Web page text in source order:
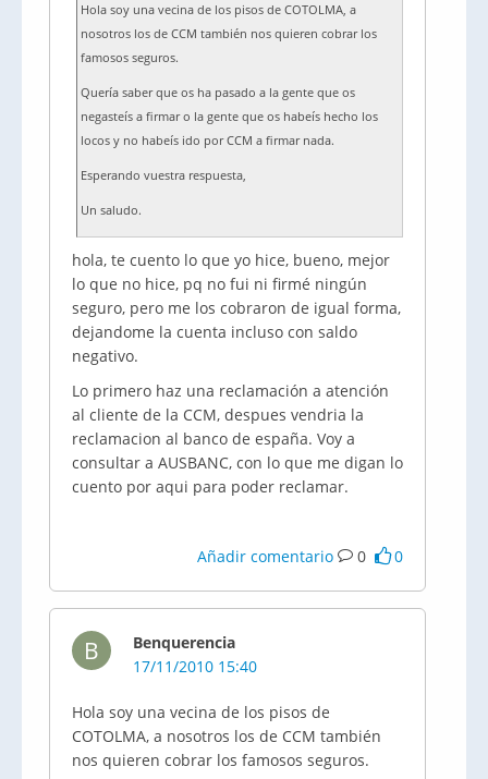
Hola soy una vecina de los pisos de COTOLMA, a
nosotros los de CCM también nos quieren cobrar los
famosos seguros.
Quería saber que os ha pasado a la gente que os
negasteís a firmar o la gente que os habeís hecho los
locos y no habeís ido por CCM a firmar nada.
Esperando vuestra respuesta,
Un saludo.
hola, te cuento lo que yo hice, bueno, mejor
lo que no hice, pq no fui ni firmé ningún
seguro, pero me los cobraron de igual forma,
dejandome la cuenta incluso con saldo
negativo.
Lo primero haz una reclamación a atención
al cliente de la CCM, despues vendria la
reclamacion al banco de españa. Voy a
consultar a AUSBANC, con lo que me digan lo
cuento por aqui para poder reclamar.
Añadir comentario 0 0
B
Benquerencia
17/11/2010 15:40
Hola soy una vecina de los pisos de
COTOLMA, a nosotros los de CCM también
nos quieren cobrar los famosos seguros.